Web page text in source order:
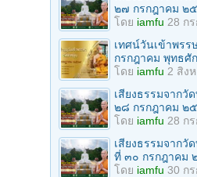
๒๗ กรกฎาคม ๒
โดย iamfu 28 ก
เทศน์วันเข้าพร
กรกฎาคม พุทธศั
โดย iamfu 2 สิง
เสียงธรรมจากวั
๒๘ กรกฎาคม ๒
โดย iamfu 28 ก
เสียงธรรมจาก
ที่ ๓๐ กรกฎาคม
โดย iamfu 30 ก